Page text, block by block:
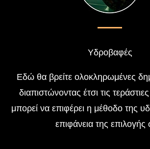
Υδροβαφές
Εδώ θα βρείτε ολοκληρωμένες
διαπιστώνοντας έτσι τις
μπορεί να επιφέρει η μέθοδο της
επιφάνεια της επιλογής